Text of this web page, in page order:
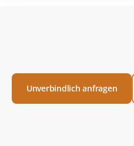
Unverbindlich anfragen